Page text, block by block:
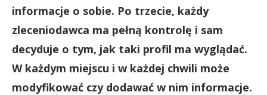
informacje o sobie. Po trzecie, każdy
zleceniodawca ma pełną kontrolę i sam
decyduje o tym, jak taki profil ma wyglądać.
W każdym miejscu i w każdej chwili może
modyfikować czy dodawać w nim informacje.